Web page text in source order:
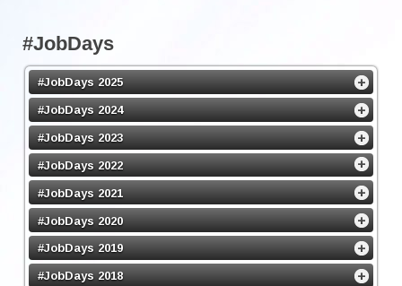
#JobDays
#JobDays 2025
#JobDays 2024
#JobDays 2023
#JobDays 2022
#JobDays 2021
#JobDays 2020
#JobDays 2019
#JobDays 2018